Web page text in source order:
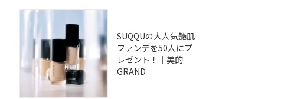
SUQQUの大人気艶肌
ファンデを50人にプ
レゼント！｜美的
GRAND